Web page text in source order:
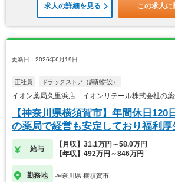
求人の詳細を見る この求人に
更新日：2026年6月19日
正社員 ドラッグストア（調剤併設）
イオン薬局久里浜店 イオンリテール株式会社の薬
【神奈川県横須賀市】年間休日
の薬局で経営も安定しており福利厚
給与
【月収】31.1万円～58.0万円
【年収】492万円～846万円
勤務地 神奈川県 横須賀市